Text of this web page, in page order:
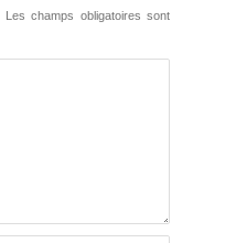
Les champs obligatoires sont